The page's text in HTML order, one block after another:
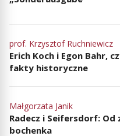
prof. Krzysztof Ruchniewicz
Erich Koch i Egon Bahr,
fakty historyczne
Małgorzata Janik
Radecz i Seifersdorf: Od
bochenka